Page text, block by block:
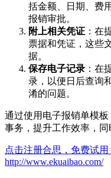
括金额、日期、费
报销审批。
附上相关凭证 ：在
票据和凭证，这些
据。
保存电子记录 ：在
录，以便日后查询
淆的问题。
通过使用电子报销单模
事务，提升工作效率，同
点击注册合思，免费试用
http://www.ekuaibao.com/